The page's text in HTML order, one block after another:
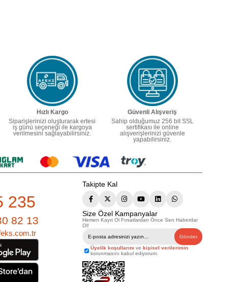
Hızlı Kargo
Siparişlerinizi oluşturarak ertesi
iş günü seçeneği ile kargoya
verilmesini sağlayabilirsiniz.
Güvenli Alışveriş
Sahip olduğumuz 256 bit SSL
sertifikası ile online
alışverişlerinizi güvenle
yapabilirsiniz.
235
82 13
Takipte Kal
Size Özel Kampanyalar
Hemen Kayıt Ol Fırsatlardan Önce Sen Haberdar
Ol!
Gönder
Üyelik koşullarını ve kişisel verilerimin
korunmasını kabul ediyorum.